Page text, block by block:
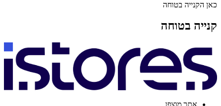
כאן הקנייה בטוחה
קנייה בטוחה